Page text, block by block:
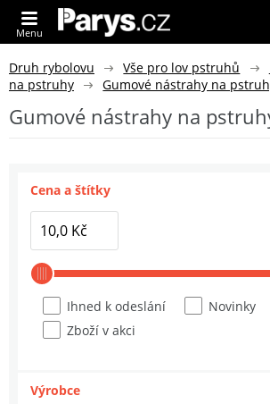
Menu
Druh rybolovu Vše pro lov pstruhů
na pstruhy
Gumové nástrahy na
Gumové nástrahy na
Cena a štítky
Ihned k odeslání
Novinky
Zboží v akci
Výrobce